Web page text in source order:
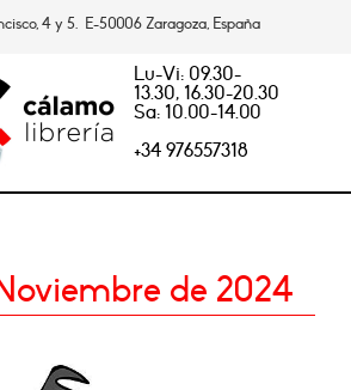
4 y 5. E-50006 Zaragoza, España
Lu-Vi: 09.30-
13.30, 16.30-20.30
Sa: 10.00-14.00
+34 976557318
de 2024